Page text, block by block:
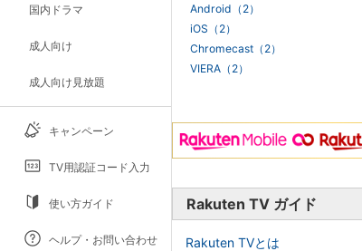
国内ドラマ
成人向け
成人向け見放題
キャンペーン
TV用認証コード入力
使い方ガイド
ヘルプ・お問い合わせ
Android（2）
iOS（2）
Chromecast（2）
VIERA（2）
Rakuten TV ガイド
Rakuten TVとは